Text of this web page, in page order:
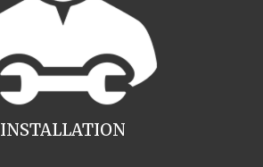
INSTALLATION